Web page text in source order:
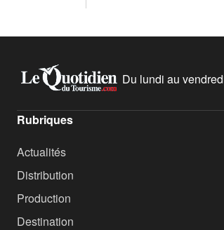
Du lundi au
Rubriques
Actualités
Distribution
Production
Destination